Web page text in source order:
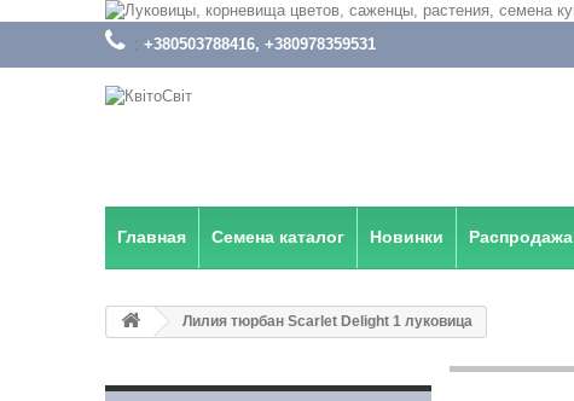
: +380503788416, +380978359531
Главная Семена каталог Новинки Распродажа
Лилия тюрбан Scarlet Delight 1 луковица